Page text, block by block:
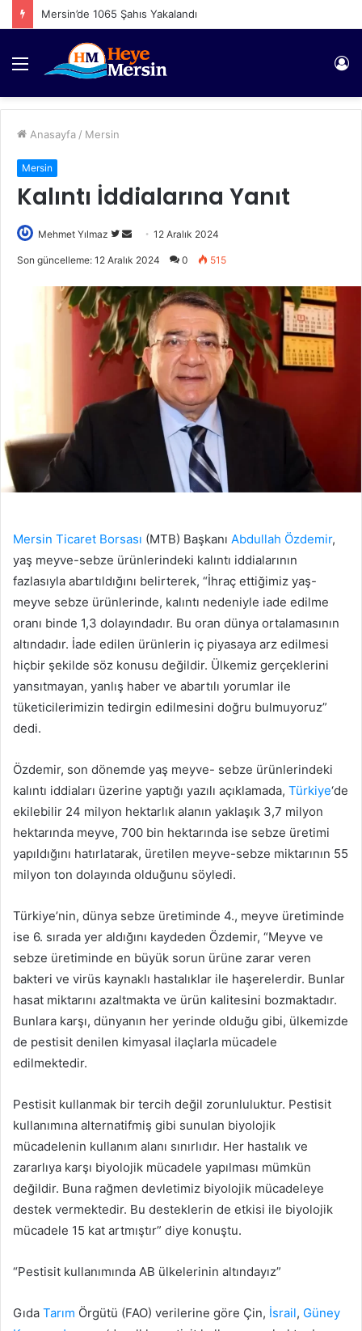
Mersin’de 1065 Şahıs Yakalandı
Menü
Anasayfa / Mersin
Mersin
Kalıntı İddialarına Yanıt
Mehmet Yılmaz
Twitter'da
Bir
göndermek
12 Aralık 2024
Son güncelleme: 12 Aralık 2024 0 515
Mersin Ticaret Borsası (MTB) Başkanı Abdullah Özdemir,
yaş meyve-sebze ürünlerindeki kalıntı iddialarının
fazlasıyla abartıldığını belirterek, “İhraç ettiğimiz yaş-
meyve sebze ürünlerinde, kalıntı nedeniyle iade edilme
oranı binde 1,3 dolayındadır. Bu oran dünya ortalamasının
altındadır. İade edilen ürünlerin iç piyasaya arz edilmesi
hiçbir şekilde söz konusu değildir. Ülkemiz gerçeklerini
yansıtmayan, yanlış haber ve abartılı yorumlar ile
tüketicilerimizin tedirgin edilmesini doğru bulmuyoruz”
dedi.
Özdemir, son dönemde yaş meyve- sebze ürünlerindeki
kalıntı iddiaları üzerine yaptığı yazılı açıklamada, Türkiye‘de
ekilebilir 24 milyon hektarlık alanın yaklaşık 3,7 milyon
hektarında meyve, 700 bin hektarında ise sebze üretimi
yapıldığını hatırlatarak, üretilen meyve-sebze miktarının 55
milyon ton dolayında olduğunu söyledi.
Türkiye’nin, dünya sebze üretiminde 4., meyve üretiminde
ise 6. sırada yer aldığını kaydeden Özdemir, “Meyve ve
sebze üretiminde en büyük sorun ürüne zarar veren
bakteri ve virüs kaynaklı hastalıklar ile haşerelerdir. Bunlar
hasat miktarını azaltmakta ve ürün kalitesini bozmaktadır.
Bunlara karşı, dünyanın her yerinde olduğu gibi, ülkemizde
de pestisit denilen kimyasal ilaçlarla mücadele
edilmektedir.
Pestisit kullanmak bir tercih değil zorunluluktur. Pestisit
kullanımına alternatifmiş gibi sunulan biyolojik
mücadelenin kullanım alanı sınırlıdır. Her hastalık ve
zararlıya karşı biyolojik mücadele yapılması mümkün
değildir. Buna rağmen devletimiz biyolojik mücadeleye
destek vermektedir. Bu desteklerin de etkisi ile biyolojik
mücadele 15 kat artmıştır” diye konuştu.
“Pestisit kullanımında AB ülkelerinin altındayız”
Gıda Tarım Örgütü (FAO) verilerine göre Çin, İsrail, Güney